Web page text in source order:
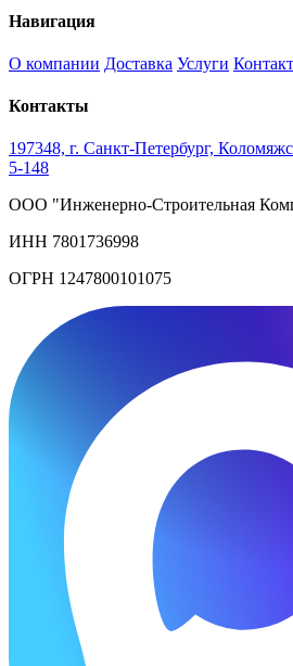
Навигация
О компании Доставка Услуги
Контакты
197348, г. Санкт-Петербург,
5-148
ООО "Инженерно-Строительная
ИНН 7801736998
ОГРН 1247800101075